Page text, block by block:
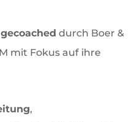
durch Boer &
mit Fokus auf ihre
,